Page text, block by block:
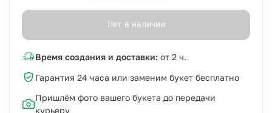
Нет в наличии
Время создания и доставки: от 2 ч.
Гарантия 24 часа или заменим букет бесплатно
Пришлём фото вашего букета до передачи
курьеру